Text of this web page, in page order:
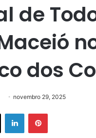
de
dos
novembro 29, 2025
X LinkedinPinterest